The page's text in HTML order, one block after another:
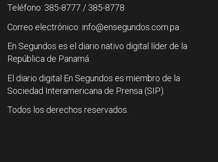
Teléfono: 385-8777 / 385-8778
Correo electrónico: info@ensegundos.com.pa
En Segundos es el diario nativo digital líder de la
República de Panamá.
El diario digital En Segundos es miembro de la
Sociedad Interamericana de Prensa (SIP).
Todos los derechos reservados.